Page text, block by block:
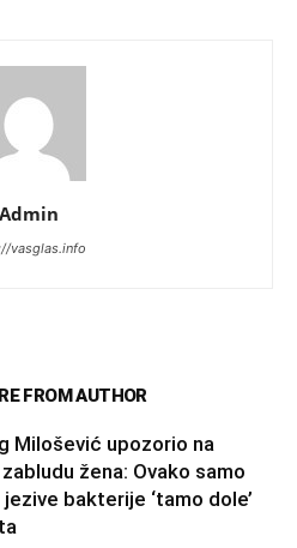
Admin
vasglas.info
FROM AUTHOR
Milošević upozorio na
žena: Ovako samo
bakterije ‘tamo dole’